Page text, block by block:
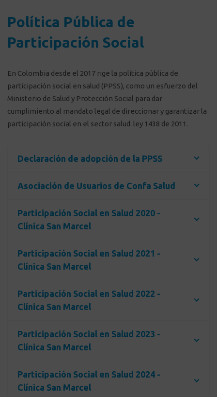
Política Pública de
Participación Social
En Colombia desde el 2017 rige la política pública de
participación social en salud (PPSS), como un esfuerzo del
Ministerio de Salud y Protección Social para dar
cumplimiento al mandato legal de direccionar y garantizar la
participación social en el sector salud. ley 1438 de 2011.
Declaración de adopción de la PPSS
Asociación de Usuarios de Confa Salud
Participación Social en Salud 2020 -
Clínica San Marcel
Participación Social en Salud 2021 -
Clínica San Marcel
Participación Social en Salud 2022 -
Clínica San Marcel
Participación Social en Salud 2023 -
Clínica San Marcel
Participación Social en Salud 2024 -
Clínica San Marcel